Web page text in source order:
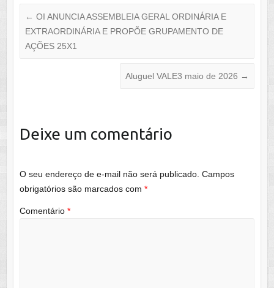
← OI ANUNCIA ASSEMBLEIA GERAL ORDINÁRIA E
EXTRAORDINÁRIA E PROPÕE GRUPAMENTO DE
AÇÕES 25X1
Aluguel VALE3 maio de 2026 →
Deixe um comentário
O seu endereço de e-mail não será publicado. Campos
obrigatórios são marcados com *
Comentário *